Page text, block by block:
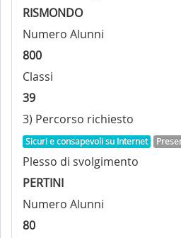
RISMONDO
Numero Alunni
800
Classi
39
3) Percorso richiesto
Sicuri e consapevoli su Internet
Plesso di svolgimento
PERTINI
Numero Alunni
80